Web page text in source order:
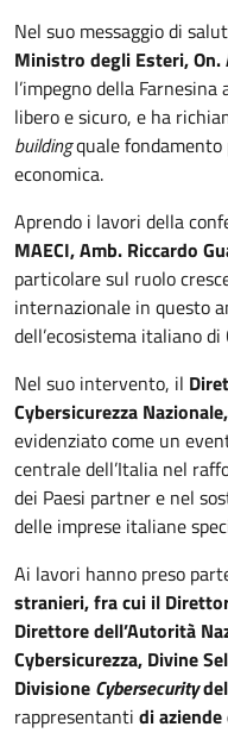
Nel suo messaggio di
Ministro degli Esteri, On.
l’impegno della
libero e sicuro, e ha
buildingquale
economica.
Aprendo i lavori della
MAECI, Amb. Riccardo
particolare sul ruolo
internazionale in questo
dell’ecosistema italiano di
Nel suo intervento, il
Cybersicurezza
evidenziato come un
centrale dell’Italia nel
dei Paesi partner e nel
delle imprese italiane
Ai lavori hanno preso
stranieri, fra cui il
Direttore dell’Autorità
Cybersicurezza, Divine
Divisione Cybersecurity
rappresentanti di